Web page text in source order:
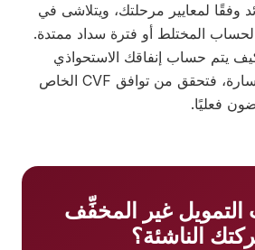
لمعايير مرحلتك، ويتلاشى في
المختلط أو فترة سداد ممتدة.
حساب إنفاقك الاستحواذي
كرأس مال بدلاً من خسارة، فتحقق من توافق CVF الخاص
غير المخفِّف
الناشئة؟